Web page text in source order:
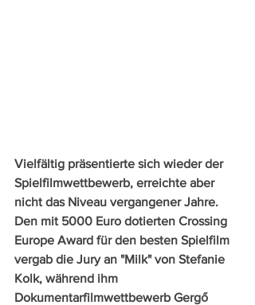
Vielfältig präsentierte sich wieder der
Spielfilmwettbewerb, erreichte aber
nicht das Niveau vergangener Jahre.
Den mit 5000 Euro dotierten Crossing
Europe Award für den besten Spielfilm
vergab die Jury an "Milk" von Stefanie
Kolk, während ihm
Dokumentarfilmwettbewerb Gergő